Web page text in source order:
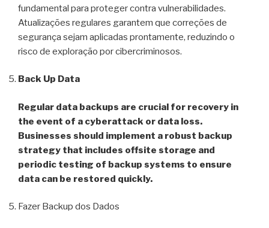
fundamental para proteger contra vulnerabilidades.
Atualizações regulares garantem que correções de
segurança sejam aplicadas prontamente, reduzindo o
risco de exploração por cibercriminosos.
Back Up Data
Regular data backups are crucial for recovery in
the event of a cyberattack or data loss.
Businesses should implement a robust backup
strategy that includes offsite storage and
periodic testing of backup systems to ensure
data can be restored quickly.
Fazer Backup dos Dados